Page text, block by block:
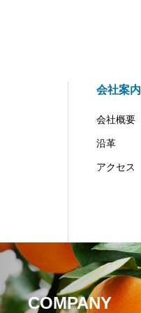
会社案内
会社概要
沿革
アクセス
COMPANY